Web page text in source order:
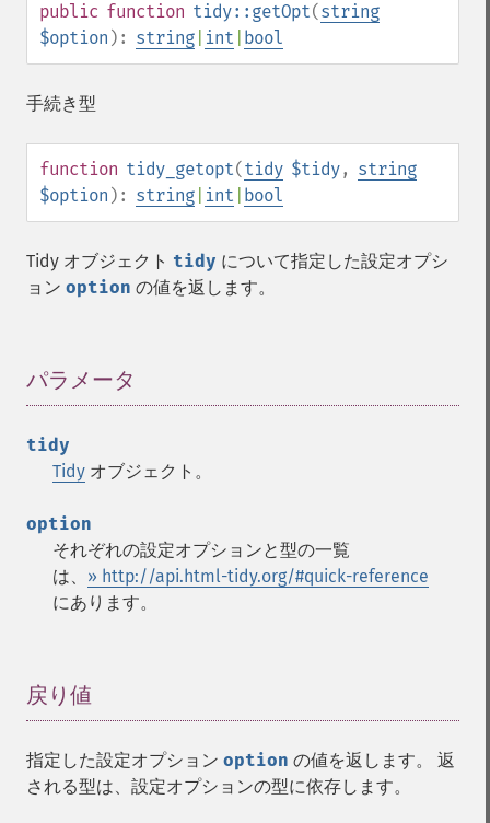
public function tidy::getOpt(string
$option ): string int bool
手続き型
function tidy_getopt(tidy $tidy, string
$option ): string int bool
Tidy オブジェクト tidy について指定した設定オプシ
ョン option の値を返します。
パラメータ
tidy
Tidy オブジェクト。
option
それぞれの設定オプションと型の一覧
は、 » http://api.html-tidy.org/#quick-reference
にあります。
戻り値
指定した設定オプション option の値を返します。 返
される型は、設定オプションの型に依存します。